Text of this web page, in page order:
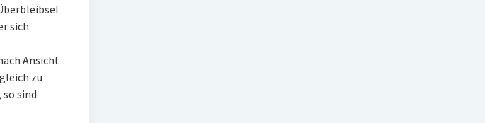
sich
Ansicht
zu
sind